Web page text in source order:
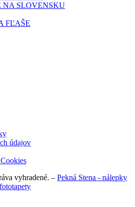
NA SLOVENSKU
FĽAŠE
údajov
vyhradené. – Pekná Stena - nálepky